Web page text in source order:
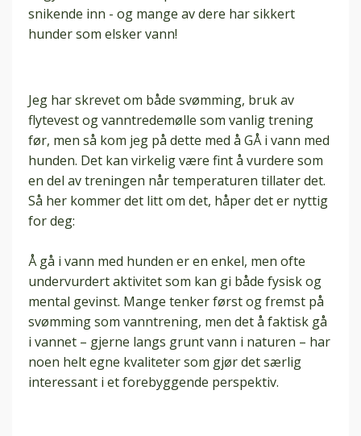
snikende inn - og mange av dere har sikkert
hunder som elsker vann!
Jeg har skrevet om både svømming, bruk av
flytevest og vanntredemølle som vanlig trening
før, men så kom jeg på dette med å GÅ i vann med
hunden. Det kan virkelig være fint å vurdere som
en del av treningen når temperaturen tillater det.
Så her kommer det litt om det, håper det er nyttig
for deg:
Å gå i vann med hunden er en enkel, men ofte
undervurdert aktivitet som kan gi både fysisk og
mental gevinst. Mange tenker først og fremst på
svømming som vanntrening, men det å faktisk gå
i vannet – gjerne langs grunt vann i naturen – har
noen helt egne kvaliteter som gjør det særlig
interessant i et forebyggende perspektiv.